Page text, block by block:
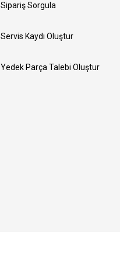
Sipariş Sorgula
Servis Kaydı Oluştur
Yedek Parça Talebi Oluştur